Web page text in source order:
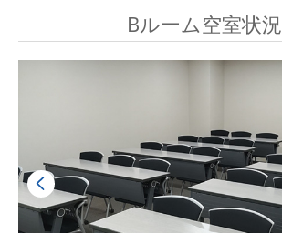
Bルーム空室状況